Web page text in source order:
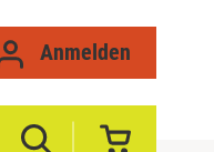
Anmelden